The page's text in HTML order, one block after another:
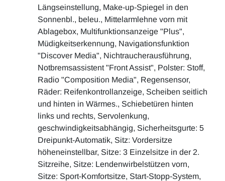
Längseinstellung, Make-up-Spiegel in den
Sonnenbl., beleu., Mittelarmlehne vorn mit
Ablagebox, Multifunktionsanzeige "Plus",
Müdigkeitserkennung, Navigationsfunktion
"Discover Media", Nichtraucherausführung,
Notbremsassistent "Front Assist", Polster: Stoff,
Radio "Composition Media", Regensensor,
Räder: Reifenkontrollanzeige, Scheiben seitlich
und hinten in Wärmes., Schiebetüren hinten
links und rechts, Servolenkung,
geschwindigkeitsabhängig, Sicherheitsgurte: 5
Dreipunkt-Automatik, Sitz: Vordersitze
höheneinstellbar, Sitze: 3 Einzelsitze in der 2.
Sitzreihe, Sitze: Lendenwirbelstützen vorn,
Sitze: Sport-Komfortsitze, Start-Stopp-System,